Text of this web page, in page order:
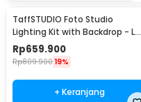
TaffSTUDIO Foto Studio
Lighting Kit with Backdrop - LD-
TZ11A
Rp659.900
Rp809.900 19%
+ Keranjang